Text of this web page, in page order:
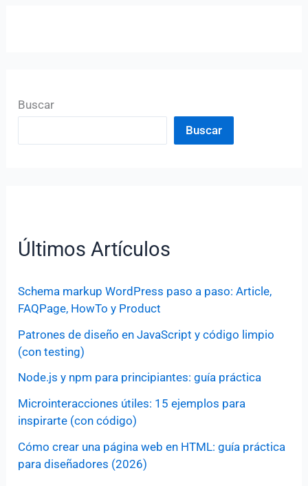
Buscar
Buscar
Últimos Artículos
Schema markup WordPress paso a paso: Article,
FAQPage, HowTo y Product
Patrones de diseño en JavaScript y código limpio
(con testing)
Node.js y npm para principiantes: guía práctica
Microinteracciones útiles: 15 ejemplos para
inspirarte (con código)
Cómo crear una página web en HTML: guía práctica
para diseñadores (2026)